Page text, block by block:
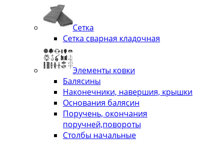
Сетка
Сетка сварная кладочная
Элементы ковки
Балясины
Наконечники, навершия, крышки
Основания балясин
Поручень, окончания
поручней,повороты
Столбы начальные